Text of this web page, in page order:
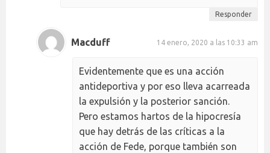
Responder
Macduff 14 enero, 2020 a las 10:33 am
Evidentemente que es una acción
antideportiva y por eso lleva acarreada
la expulsión y la posterior sanción.
Pero estamos hartos de la hipocresía
que hay detrás de las críticas a la
acción de Fede, porque también son